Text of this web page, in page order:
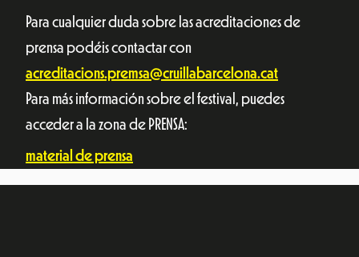
Para cualquier duda sobre las acreditaciones de
prensa podéis contactar con
acreditacions.premsa@cruillabarcelona.cat
Para más información sobre el festival, puedes
acceder a la zona de PRENSA:
material de prensa